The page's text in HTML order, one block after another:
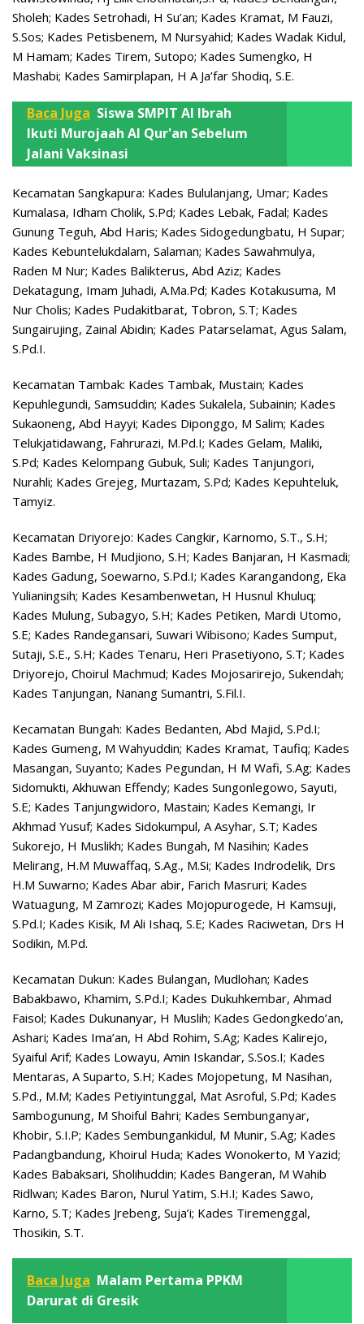
Sholeh; Kades Setrohadi, H Su’an; Kades Kramat, M Fauzi,
S.Sos; Kades Petisbenem, M Nursyahid; Kades Wadak Kidul,
M Hamam; Kades Tirem, Sutopo; Kades Sumengko, H
Mashabi; Kades Samirplapan, H A Ja’far Shodiq, S.E.
Baca Juga Siswa SMPIT Al Ibrah
Ikuti Murojaah Al Qur'an Sebelum
Jalani Vaksinasi
Kecamatan Sangkapura: Kades Bululanjang, Umar; Kades
Kumalasa, Idham Cholik, S.Pd; Kades Lebak, Fadal; Kades
Gunung Teguh, Abd Haris; Kades Sidogedungbatu, H Supar;
Kades Kebuntelukdalam, Salaman; Kades Sawahmulya,
Raden M Nur; Kades Balikterus, Abd Aziz; Kades
Dekatagung, Imam Juhadi, A.Ma.Pd; Kades Kotakusuma, M
Nur Cholis; Kades Pudakitbarat, Tobron, S.T; Kades
Sungairujing, Zainal Abidin; Kades Patarselamat, Agus Salam,
S.Pd.I.
Kecamatan Tambak: Kades Tambak, Mustain; Kades
Kepuhlegundi, Samsuddin; Kades Sukalela, Subainin; Kades
Sukaoneng, Abd Hayyi; Kades Diponggo, M Salim; Kades
Telukjatidawang, Fahrurazi, M.Pd.I; Kades Gelam, Maliki,
S.Pd; Kades Kelompang Gubuk, Suli; Kades Tanjungori,
Nurahli; Kades Grejeg, Murtazam, S.Pd; Kades Kepuhteluk,
Tamyiz.
Kecamatan Driyorejo: Kades Cangkir, Karnomo, S.T., S.H;
Kades Bambe, H Mudjiono, S.H; Kades Banjaran, H Kasmadi;
Kades Gadung, Soewarno, S.Pd.I; Kades Karangandong, Eka
Yulianingsih; Kades Kesambenwetan, H Husnul Khuluq;
Kades Mulung, Subagyo, S.H; Kades Petiken, Mardi Utomo,
S.E; Kades Randegansari, Suwari Wibisono; Kades Sumput,
Sutaji, S.E., S.H; Kades Tenaru, Heri Prasetiyono, S.T; Kades
Driyorejo, Choirul Machmud; Kades Mojosarirejo, Sukendah;
Kades Tanjungan, Nanang Sumantri, S.Fil.I.
Kecamatan Bungah: Kades Bedanten, Abd Majid, S.Pd.I;
Kades Gumeng, M Wahyuddin; Kades Kramat, Taufiq; Kades
Masangan, Suyanto; Kades Pegundan, H M Wafi, S.Ag; Kades
Sidomukti, Akhuwan Effendy; Kades Sungonlegowo, Sayuti,
S.E; Kades Tanjungwidoro, Mastain; Kades Kemangi, Ir
Akhmad Yusuf; Kades Sidokumpul, A Asyhar, S.T; Kades
Sukorejo, H Muslikh; Kades Bungah, M Nasihin; Kades
Melirang, H.M Muwaffaq, S.Ag., M.Si; Kades Indrodelik, Drs
H.M Suwarno; Kades Abar abir, Farich Masruri; Kades
Watuagung, M Zamrozi; Kades Mojopurogede, H Kamsuji,
S.Pd.I; Kades Kisik, M Ali Ishaq, S.E; Kades Raciwetan, Drs H
Sodikin, M.Pd.
Kecamatan Dukun: Kades Bulangan, Mudlohan; Kades
Babakbawo, Khamim, S.Pd.I; Kades Dukuhkembar, Ahmad
Faisol; Kades Dukunanyar, H Muslih; Kades Gedongkedo’an,
Ashari; Kades Ima’an, H Abd Rohim, S.Ag; Kades Kalirejo,
Syaiful Arif; Kades Lowayu, Amin Iskandar, S.Sos.I; Kades
Mentaras, A Suparto, S.H; Kades Mojopetung, M Nasihan,
S.Pd., M.M; Kades Petiyintunggal, Mat Asroful, S.Pd; Kades
Sambogunung, M Shoiful Bahri; Kades Sembunganyar,
Khobir, S.I.P; Kades Sembungankidul, M Munir, S.Ag; Kades
Padangbandung, Khoirul Huda; Kades Wonokerto, M Yazid;
Kades Babaksari, Sholihuddin; Kades Bangeran, M Wahib
Ridlwan; Kades Baron, Nurul Yatim, S.H.I; Kades Sawo,
Karno, S.T; Kades Jrebeng, Suja’i; Kades Tiremenggal,
Thosikin, S.T.
Baca Juga Malam Pertama PPKM
Darurat di Gresik